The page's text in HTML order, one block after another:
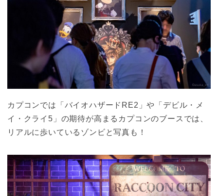
カプコンでは「バイオハザードRE2」や「デビル・メ
イ・クライ5」の期待が高まるカプコンのブースでは、
リアルに歩いているゾンビと写真も！